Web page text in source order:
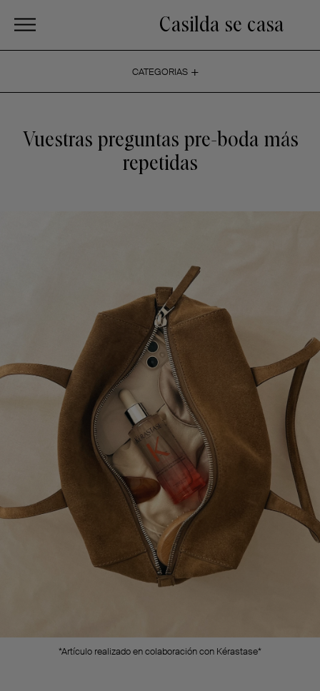
Casilda se casa
CATEGORIAS +
Vuestras preguntas pre-boda más
repetidas
*Artículo realizado en colaboración con Kérastase*